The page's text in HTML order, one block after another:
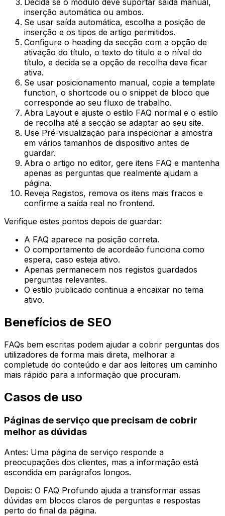
Decida se o módulo deve suportar saída manual,
inserção automática ou ambos.
Se usar saída automática, escolha a posição de
inserção e os tipos de artigo permitidos.
Configure o heading da secção com a opção de
ativação do título, o texto do título e o nível do
título, e decida se a opção de recolha deve ficar
ativa.
Se usar posicionamento manual, copie a template
function, o shortcode ou o snippet de bloco que
corresponde ao seu fluxo de trabalho.
Abra Layout e ajuste o estilo FAQ normal e o estilo
de recolha até a secção se adaptar ao seu site.
Use Pré-visualização para inspecionar a amostra
em vários tamanhos de dispositivo antes de
guardar.
Abra o artigo no editor, gere itens FAQ e mantenha
apenas as perguntas que realmente ajudam a
página.
Reveja Registos, remova os itens mais fracos e
confirme a saída real no frontend.
Verifique estes pontos depois de guardar:
A FAQ aparece na posição correta.
O comportamento de acordeão funciona como
espera, caso esteja ativo.
Apenas permanecem nos registos guardados
perguntas relevantes.
O estilo publicado continua a encaixar no tema
ativo.
Benefícios de SEO
FAQs bem escritas podem ajudar a cobrir perguntas dos
utilizadores de forma mais direta, melhorar a
completude do conteúdo e dar aos leitores um caminho
mais rápido para a informação que procuram.
Casos de uso
Páginas de serviço que precisam de cobrir
melhor as dúvidas
Antes: Uma página de serviço responde a
preocupações dos clientes, mas a informação está
escondida em parágrafos longos.
Depois: O FAQ Profundo ajuda a transformar essas
dúvidas em blocos claros de perguntas e respostas
perto do final da página.